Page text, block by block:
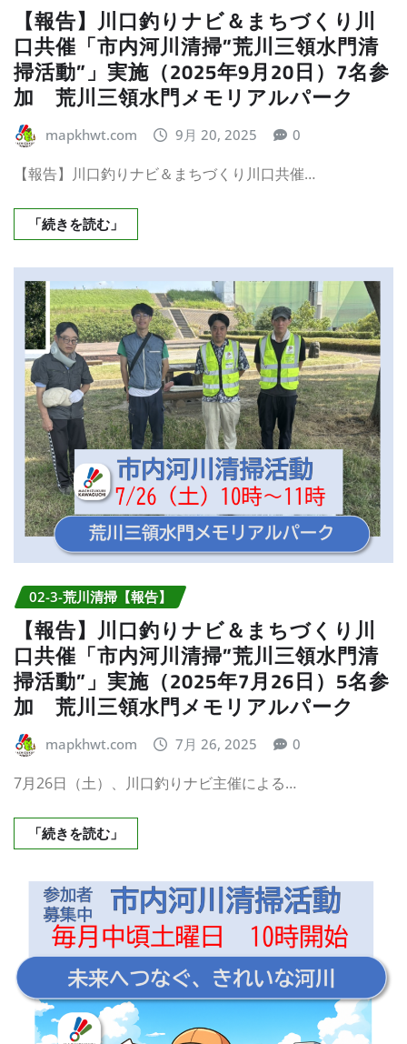
【報告】川口釣りナビ＆まちづくり川
口共催「市内河川清掃”荒川三領水門清
掃活動”」実施（2025年9月20日）7名参
加 荒川三領水門メモリアルパーク
mapkhwt.com 9月 20, 2025 0
【報告】川口釣りナビ＆まちづくり川口共催…
「続きを読む」
02-3-荒川清掃【報告】
【報告】川口釣りナビ＆まちづくり川
口共催「市内河川清掃”荒川三領水門清
掃活動”」実施（2025年7月26日）5名参
加 荒川三領水門メモリアルパーク
mapkhwt.com 7月 26, 2025 0
7月26日（土）、川口釣りナビ主催による…
「続きを読む」